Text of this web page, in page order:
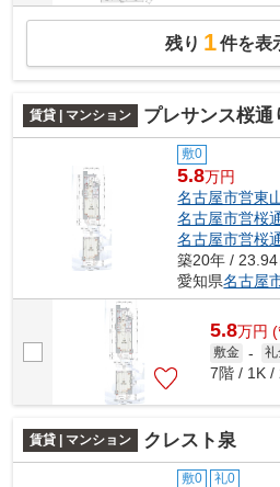
残り 1件を表
賃貸 | マンション プレサンス桜通
敷0
5.8万円
名古屋市営東
名古屋市営桜
名古屋市営桜
築20年 / 23.94
愛知県名古屋
5.8万円
敷金 -
7階 / 1K /
賃貸 | マンション クレスト泉
敷0 礼0